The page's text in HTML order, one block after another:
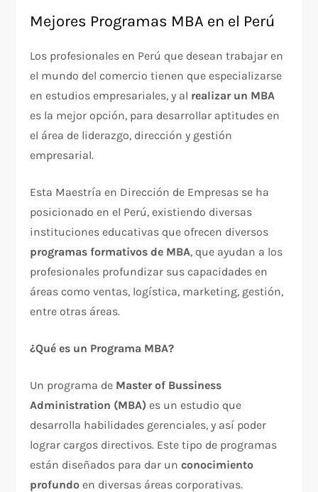
Mejores Programas MBA en el Perú
Los profesionales en Perú que desean trabajar en
el mundo del comercio tienen que especializarse
en estudios empresariales, y al realizar un MBA
es la mejor opción, para desarrollar aptitudes en
el área de liderazgo, dirección y gestión
empresarial.
Esta Maestría en Dirección de Empresas se ha
posicionado en el Perú, existiendo diversas
instituciones educativas que ofrecen diversos
programas formativos de MBA, que ayudan a los
profesionales profundizar sus capacidades en
áreas como ventas, logística, marketing, gestión,
entre otras áreas.
¿Qué es un Programa MBA?
Un programa de Master of Bussiness
Administration (MBA) es un estudio que
desarrolla habilidades gerenciales, y así poder
lograr cargos directivos. Este tipo de programas
están diseñados para dar unconocimiento
profundo en diversas áreas corporativas.